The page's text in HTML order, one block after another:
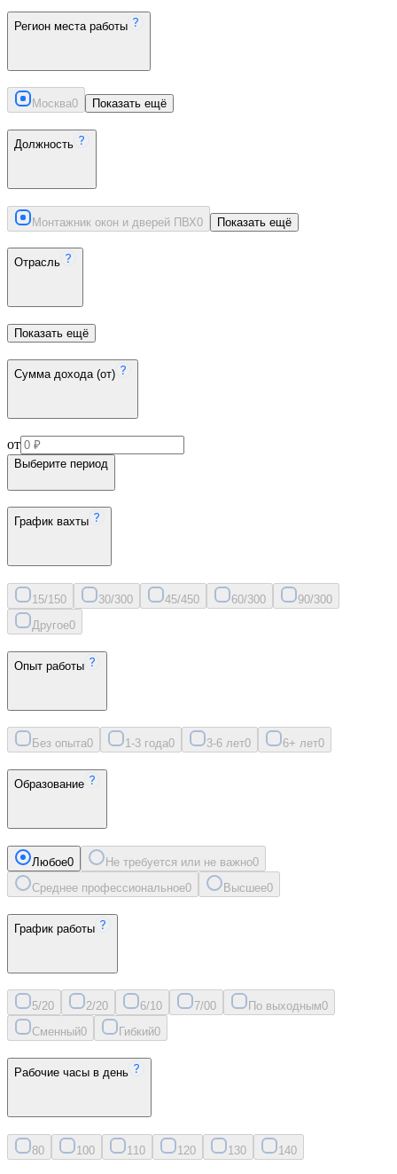
Регион места работы
Москва0 Показать ещё
Должность
Монтажник окон и дверей ПВХ0 Показать ещё
Отрасль
Показать ещё
Сумма дохода (от)
от
Выберите период
График вахты
15/150 30/300 45/450 60/300 90/300
Другое0
Опыт работы
Без опыта0 1-3 года0 3-6 лет0 6+ лет0
Образование
Любое0 Не требуется или не важно0
Среднее профессиональное0 Высшее0
График работы
5/20 2/20 6/10 7/00 По выходным0
Сменный0 Гибкий0
Рабочие часы в день
80 100 11 0 120 130 140